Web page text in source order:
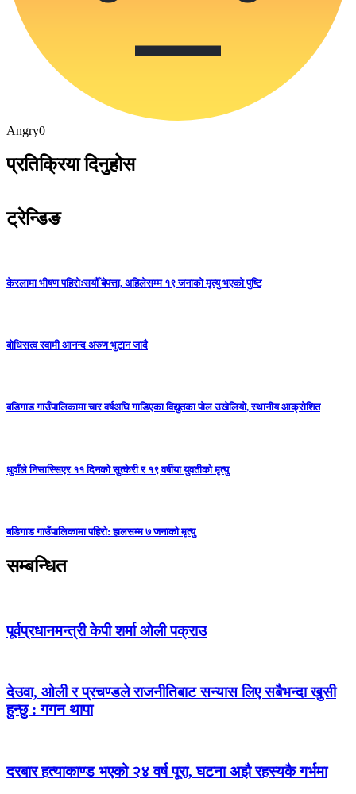
Angry0
प्रतिक्रिया दिनुहोस
ट्रेन्डिङ
केरलामा भीषण पहिरोःसयौँ बेपत्ता, अहिलेसम्म १९ जनाको मृत्यु भएको पुष्टि
बोधिसत्व स्वामी आनन्द अरुण भुटान जादै
बडिगाड गाउँपालिकामा चार वर्षअघि गाडिएका विद्युतका पोल उखेलियो, स्थानीय आक्रोशित
धुवाँले निसास्सिएर ११ दिनको सुत्केरी र १९ वर्षीया युवतीको मृत्यु
बडिगाड गाउँपालिकामा पहिरो: हालसम्म ७ जनाको मृत्यु
सम्बन्धित
पूर्वप्रधानमन्त्री केपी शर्मा ओली पक्राउ
देउवा, ओली र प्रचण्डले राजनीतिबाट सन्यास लिए सबैभन्दा खुसी
हुन्छु : गगन थापा
दरबार हत्याकाण्ड भएको २४ वर्ष पूरा, घटना अझै रहस्यकै गर्भमा